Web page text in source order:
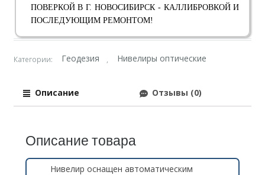
ПОВЕРКОЙ В Г. НОВОСИБИРСК - КАЛЛИБРОВКОЙ И
ПОСЛЕДУЮЩИМ РЕМОНТОМ!
Категории: Геодезия , Нивелиры оптические
Описание Отзывы (0)
Описание товара
Нивелир оснащен автоматическим